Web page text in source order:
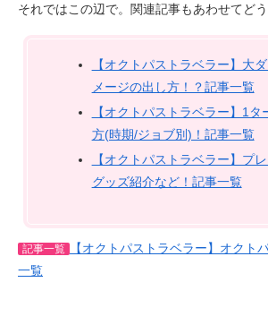
それではこの辺で。関連記事もあわせてどう
【オクトパストラベラー】大
メージの出し方！？記事一覧
【オクトパストラベラー】1タ
方(時期/ジョブ別)！記事一覧
【オクトパストラベラー】プ
グッズ紹介など！記事一覧
記事一覧
【オクトパストラベラー】オクト
一覧